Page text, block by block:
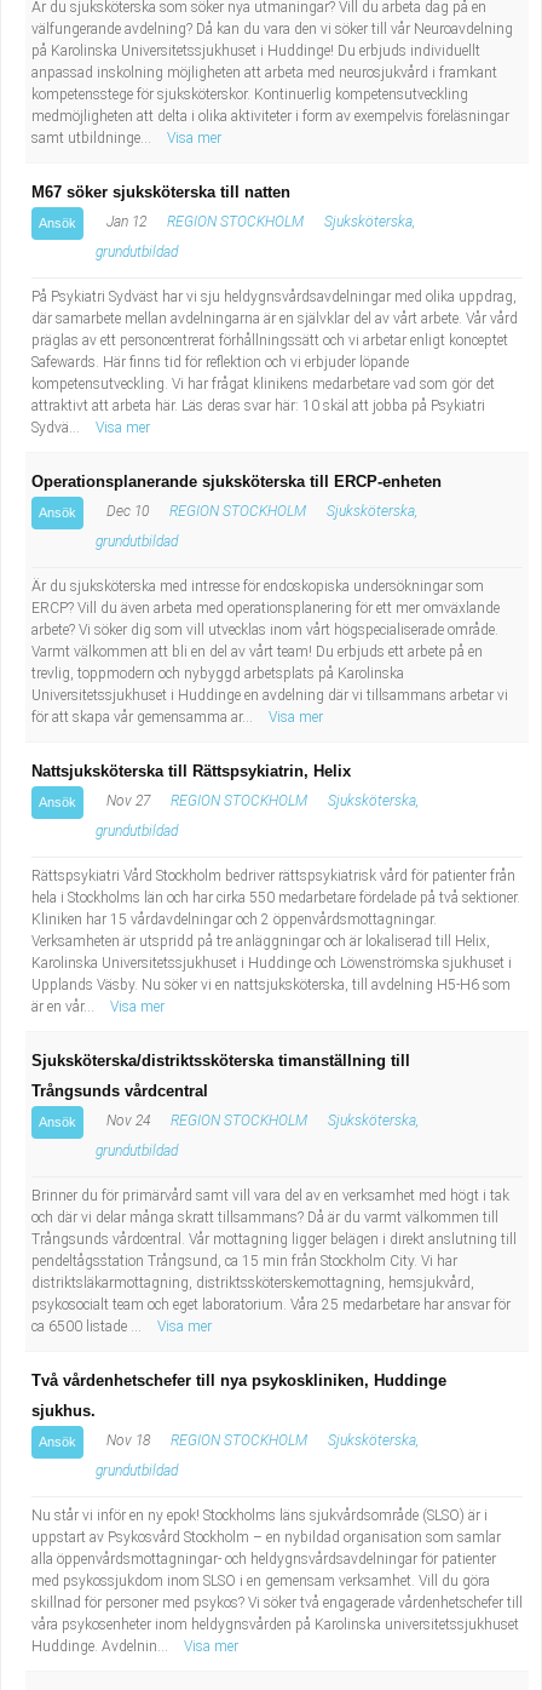
Är du sjuksköterska som söker nya utmaningar? Vill du arbeta dag på en
välfungerande avdelning? Då kan du vara den vi söker till vår Neuroavdelning
på Karolinska Universitetssjukhuset i Huddinge! Du erbjuds individuellt
anpassad inskolning möjligheten att arbeta med neurosjukvård i framkant
kompetensstege för sjuksköterskor. Kontinuerlig kompetensutveckling
medmöjligheten att delta i olika aktiviteter i form av exempelvis föreläsningar
samt utbildninge...
Visa mer
M67 söker sjuksköterska till natten
Ansök Jan 12 REGION STOCKHOLM
Sjuksköterska,
grundutbildad
På Psykiatri Sydväst har vi sju heldygnsvårdsavdelningar med olika uppdrag,
där samarbete mellan avdelningarna är en självklar del av vårt arbete. Vår vård
präglas av ett personcentrerat förhållningssätt och vi arbetar enligt konceptet
Safewards. Här finns tid för reflektion och vi erbjuder löpande
kompetensutveckling. Vi har frågat klinikens medarbetare vad som gör det
attraktivt att arbeta här. Läs deras svar här: 10 skäl att jobba på Psykiatri
Sydvä...
Visa mer
Operationsplanerande sjuksköterska till ERCP-enheten
Ansök Dec 10 REGION STOCKHOLM
Sjuksköterska,
grundutbildad
Är du sjuksköterska med intresse för endoskopiska undersökningar som
ERCP? Vill du även arbeta med operationsplanering för ett mer omväxlande
arbete? Vi söker dig som vill utvecklas inom vårt högspecialiserade område.
Varmt välkommen att bli en del av vårt team! Du erbjuds ett arbete på en
trevlig, toppmodern och nybyggd arbetsplats på Karolinska
Universitetssjukhuset i Huddinge en avdelning där vi tillsammans arbetar vi
för att skapa vår gemensamma ar...
Visa mer
Nattsjuksköterska till Rättspsykiatrin, Helix
Ansök Nov 27 REGION STOCKHOLM
Sjuksköterska,
grundutbildad
Rättspsykiatri Vård Stockholm bedriver rättspsykiatrisk vård för patienter från
hela i Stockholms län och har cirka 550 medarbetare fördelade på två sektioner.
Kliniken har 15 vårdavdelningar och 2 öppenvårdsmottagningar.
Verksamheten är utspridd på tre anläggningar och är lokaliserad till Helix,
Karolinska Universitetssjukhuset i Huddinge och Löwenströmska sjukhuset i
Upplands Väsby. Nu söker vi en nattsjuksköterska, till avdelning H5-H6 som
är en vår...
Visa mer
Sjuksköterska/distriktssköterska timanställning till
Trångsunds vårdcentral
Ansök Nov 24 REGION STOCKHOLM
Sjuksköterska,
grundutbildad
Brinner du för primärvård samt vill vara del av en verksamhet med högt i tak
och där vi delar många skratt tillsammans? Då är du varmt välkommen till
Trångsunds vårdcentral. Vår mottagning ligger belägen i direkt anslutning till
pendeltågsstation Trångsund, ca 15 min från Stockholm City. Vi har
distriktsläkarmottagning, distriktssköterskemottagning, hemsjukvård,
psykosocialt team och eget laboratorium. Våra 25 medarbetare har ansvar för
ca 6500 listade ...
Visa mer
Två vårdenhetschefer till nya psykoskliniken, Huddinge
sjukhus.
Ansök Nov 18 REGION STOCKHOLM
Sjuksköterska,
grundutbildad
Nu står vi inför en ny epok! Stockholms läns sjukvårdsområde (SLSO) är i
uppstart av Psykosvård Stockholm – en nybildad organisation som samlar
alla öppenvårdsmottagningar- och heldygnsvårdsavdelningar för patienter
med psykossjukdom inom SLSO i en gemensam verksamhet. Vill du göra
skillnad för personer med psykos? Vi söker två engagerade vårdenhetschefer till
våra psykosenheter inom heldygnsvården på Karolinska universitetssjukhuset
Huddinge. Avdelnin...
Visa mer